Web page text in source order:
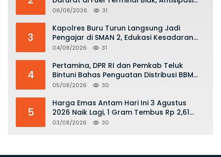
Risiko Kebakaran dan Tumpahan BBM
06/08/2026 31
3
Kapolres Buru Turun Langsung Jadi
Pengajar di SMAN 2, Edukasi Kesadaran
Hukum dan Stop Kekerasan
04/08/2026 31
4
Pertamina, DPR RI dan Pemkab Teluk
Bintuni Bahas Penguatan Distribusi BBM
dan LPG
05/08/2026 30
5
Harga Emas Antam Hari Ini 3 Agustus
2026 Naik Lagi, 1 Gram Tembus Rp 2,61
Juta
03/08/2026 30